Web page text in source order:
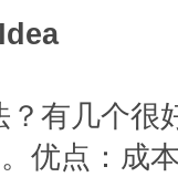
有几个很
优点：成